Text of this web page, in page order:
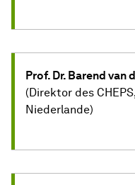
Prof. Dr. Barend van
(Direktor des
Niederlande)